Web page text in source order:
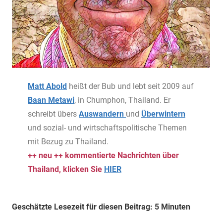
Matt Abold heißt der Bub und lebt seit 2009 auf
Baan Metawi, in Chumphon, Thailand. Er
schreibt übers Auswandern und Überwintern
und sozial- und wirtschaftspolitische Themen
mit Bezug zu Thailand.
++ neu ++ kommentierte Nachrichten über
Thailand, klicken Sie HIER
Geschätzte Lesezeit für diesen Beitrag: 5 Minuten